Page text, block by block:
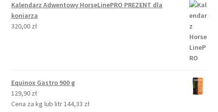
Kalendarz Adwentowy HorseLinePRO PREZENT dla
koniarza
320,00 zł
Equinox Gastro 900 g
129,90 zł
Cena za kg lub litr144,33 zł